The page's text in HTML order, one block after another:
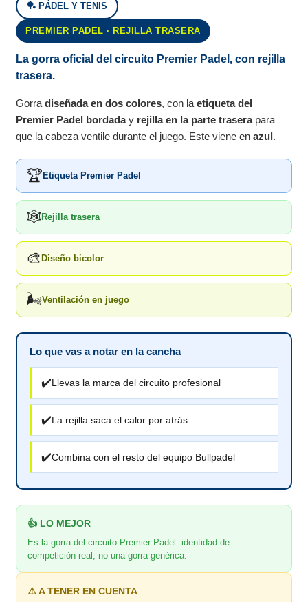
🏓 PÁDEL Y TENIS
PREMIER PADEL · REJILLA TRASERA
La gorra oficial del circuito Premier Padel, con rejilla
trasera.
Gorradiseñada en dos colores, con laetiqueta del
Premier Padel bordaday rejilla en la parte traserapara
que la cabeza ventile durante el juego. Este viene enazul.
🏆Etiqueta Premier Padel
🕸️Rejilla trasera
🎨Diseño bicolor
🌬️Ventilación en juego
Lo que vas a notar en la cancha
✔️Llevas la marca del circuito profesional
✔️La rejilla saca el calor por atrás
✔️Combina con el resto del equipo Bullpadel
👍 LO MEJOR
Es la gorra del circuito Premier Padel: identidad de
competición real, no una gorra genérica.
⚠️ A TENER EN CUENTA